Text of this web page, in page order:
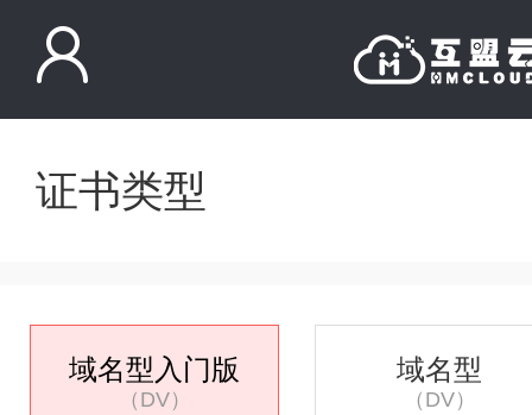
证书类型
域名型入门版
（DV）
域名型
（DV）